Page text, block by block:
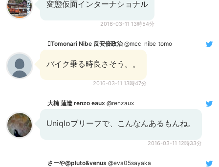
変態仮面インターナショナル
2016-03-11 13時54分
Tomonari Nibe 反安倍政治@mcc_nibe_tomo
バイク乗る時良さそう。。
2016-03-11 13時47分
大楠 蓮造 renzo eaux @renzaux
Uniqloブリーフで、こんなんあるもんね。
2016-03-11 12時33分
さーや@pluto&venus @eva05sayaka